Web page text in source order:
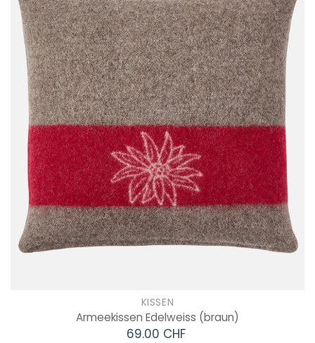
KISSEN
Armeekissen Edelweiss (braun)
69.00 CHF